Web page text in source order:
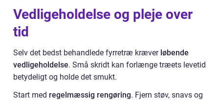
Vedligeholdelse og pleje over
tid
Selv det bedst behandlede fyrretræ kræver løbende
vedligeholdelse. Små skridt kan forlænge træets levetid
betydeligt og holde det smukt.
Start med regelmæssig rengøring. Fjern støv, snavs og